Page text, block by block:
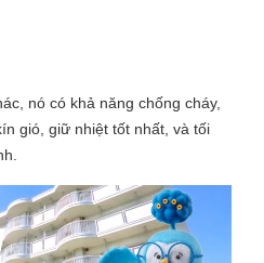
nó có khả năng chống cháy,
gió, giữ nhiệt tốt nhất, và tối